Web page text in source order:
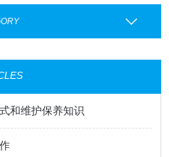
和维护保养知识